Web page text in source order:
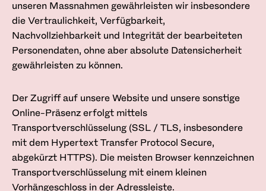
unseren Massnahmen gewährleisten wir insbesondere
die Vertraulichkeit, Verfügbarkeit,
Nachvollziehbarkeit und Integrität der bearbeiteten
Personendaten, ohne aber absolute Datensicherheit
gewährleisten zu können.
Der Zugriff auf unsere Website und unsere sonstige
Online-Präsenz erfolgt mittels
Transportverschlüsselung (SSL / TLS, insbesondere
mit dem Hypertext Transfer Protocol Secure,
abgekürzt HTTPS). Die meisten Browser kennzeichnen
Transportverschlüsselung mit einem kleinen
Vorhängeschloss in der Adressleiste.